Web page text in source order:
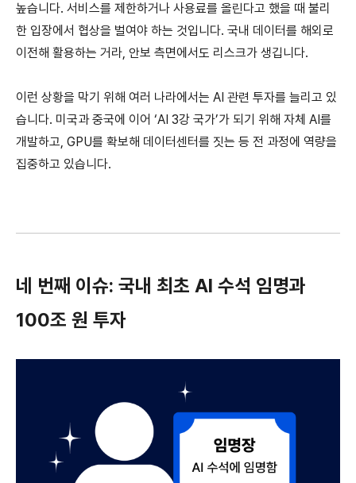
높습니다. 서비스를 제한하거나 사용료를 올린다고 했을 때 불리
한 입장에서 협상을 벌여야 하는 것입니다. 국내 데이터를 해외로
이전해 활용하는 거라, 안보 측면에서도 리스크가 생깁니다.
이런 상황을 막기 위해 여러 나라에서는 AI 관련 투자를 늘리고 있
습니다. 미국과 중국에 이어 ‘AI 3강 국가’가 되기 위해 자체 AI를
개발하고, GPU를 확보해 데이터센터를 짓는 등 전 과정에 역량을
집중하고 있습니다.
네 번째 이슈: 국내 최초 AI 수석 임명과
100조 원 투자